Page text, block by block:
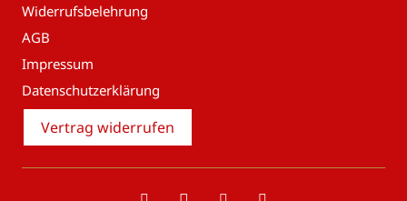
Widerrufsbelehrung
AGB
Impressum
Datenschutzerklärung
Vertrag widerrufen